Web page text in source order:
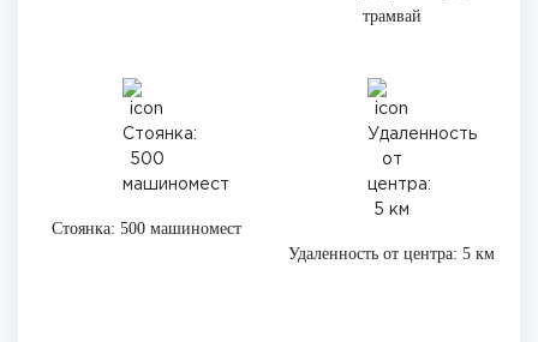
трамвай
Стоянка: 500 машиномест
Удаленность от центра: 5 км